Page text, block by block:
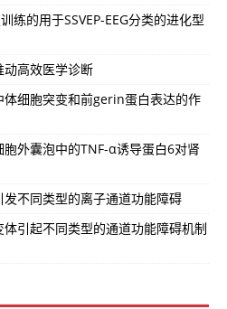
练的用于SSVEP-EEG分类的进化型
动高效医学诊断
细胞突变和前gerin蛋白表达的作
外囊泡中的TNF-α诱导蛋白6对肾
不同类型的离子通道功能障碍
引起不同类型的通道功能障碍机制